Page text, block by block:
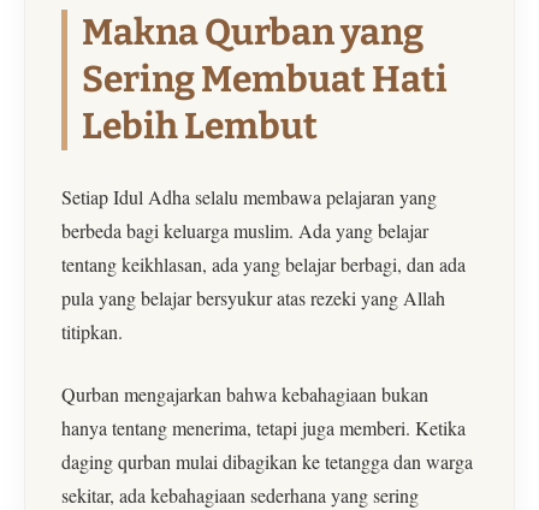
Makna Qurban yang
Sering Membuat Hati
Lebih Lembut
Setiap Idul Adha selalu membawa pelajaran yang
berbeda bagi keluarga muslim. Ada yang belajar
tentang keikhlasan, ada yang belajar berbagi, dan ada
pula yang belajar bersyukur atas rezeki yang Allah
titipkan.
Qurban mengajarkan bahwa kebahagiaan bukan
hanya tentang menerima, tetapi juga memberi. Ketika
daging qurban mulai dibagikan ke tetangga dan warga
sekitar, ada kebahagiaan sederhana yang sering